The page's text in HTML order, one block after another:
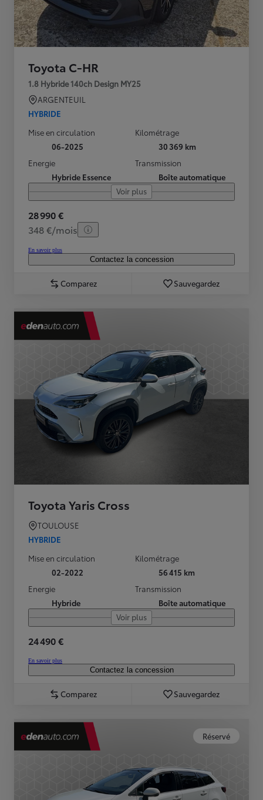
Toyota C-HR
1.8 Hybride 140ch Design MY25
ARGENTEUIL
HYBRIDE
Mise en circulation
06-2025
Kilométrage
30 369 km
Energie
Hybride Essence
Transmission
Boîte automatique
Voir plus
28 990 €
348 €/mois
En savoir plus
Contactez la concession
Comparez Sauvegardez
Toyota Yaris Cross
TOULOUSE
HYBRIDE
Mise en circulation
02-2022
Kilométrage
56 415 km
Energie
Hybride
Transmission
Boîte automatique
Voir plus
24 490 €
En savoir plus
Contactez la concession
Comparez Sauvegardez
Réservé